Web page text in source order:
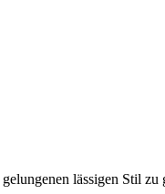
lässigen Stil zu